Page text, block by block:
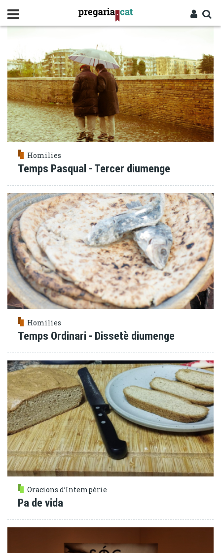
contingut
EUCARISTIA
Homilies
Temps Pasqual - Tercer diumenge
Homilies
Temps Ordinari - Dissetè diumenge
Oracions d’Intempèrie
Pa de vida